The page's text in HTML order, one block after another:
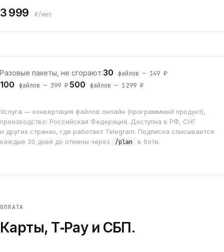
3 999 ₽/мес
Разовые пакеты, не сгорают:30 файлов — 149 ₽·
100 файлов — 399 ₽·500 файлов — 1 299 ₽
Услуга — конвертация файлов онлайн (программный продукт),
производство: Российская Федерация. Доступна в РФ, СНГ
и других странах, где работает Telegram. Подписка списывается
каждые 30 дней до отмены через
/plan в боте.
ОПЛАТА
Карты, T‑Pay и СБП.